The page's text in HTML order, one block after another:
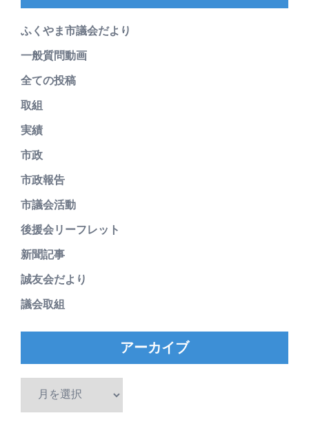
ふくやま市議会だより
一般質問動画
全ての投稿
取組
実績
市政
市政報告
市議会活動
後援会リーフレット
新聞記事
誠友会だより
議会取組
アーカイブ